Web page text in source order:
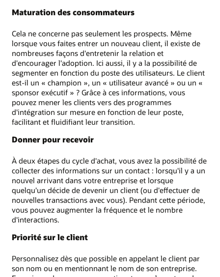
Maturation des consommateurs
Cela ne concerne pas seulement les prospects. Même
lorsque vous faites entrer un nouveau client, il existe de
nombreuses façons d'entretenir la relation et
d'encourager l'adoption. Ici aussi, il y a la possibilité de
segmenter en fonction du poste des utilisateurs. Le client
est-il un « champion », un « utilisateur avancé » ou un «
sponsor exécutif » ? Grâce à ces informations, vous
pouvez mener les clients vers des programmes
d'intégration sur mesure en fonction de leur poste,
facilitant et fluidifiant leur transition.
Donner pour recevoir
À deux étapes du cycle d'achat, vous avez la possibilité de
collecter des informations sur un contact : lorsqu'il y a un
nouvel arrivant dans votre entreprise et lorsque
quelqu'un décide de devenir un client (ou d'effectuer de
nouvelles transactions avec vous). Pendant cette période,
vous pouvez augmenter la fréquence et le nombre
d'interactions.
Priorité sur le client
Personnalisez dès que possible en appelant le client par
son nom ou en mentionnant le nom de son entreprise.